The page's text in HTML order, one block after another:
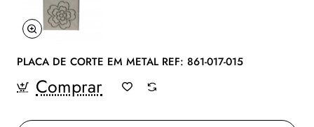
PLACA DE CORTE EM METAL REF: 861-017-015
Comprar